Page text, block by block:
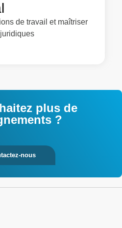
de travail et maîtriser
plus de
?
nous